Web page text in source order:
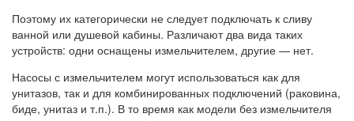
Поэтому их категорически не следует подключать к сливу
ванной или душевой кабины. Различают два вида таких
устройств: одни оснащены измельчителем, другие — нет.
Насосы с измельчителем могут использоваться как для
унитазов, так и для комбинированных подключений (раковина,
биде, унитаз и т.п.). В то время как модели без измельчителя